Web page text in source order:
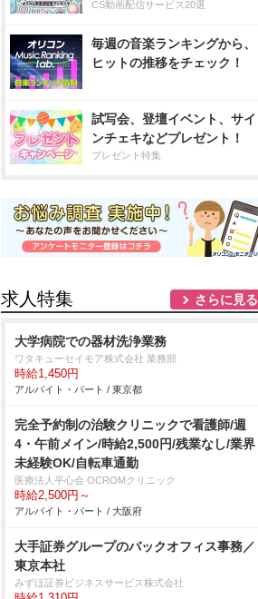
CS動画配信サービス20選
毎週の音楽ランキングから、
ヒットの推移をチェック！
試写会、登壇イベント、サイ
ンチェキなどプレゼント！
プレゼント特集
求人特集 さらに見る
大学病院での器材洗浄業務
ワタキューセイモア株式会社 業務部
時給1,450円
アルバイト・パート / 東京都
完全予約制の治験クリニックで看護師/週
4・午前メイン/時給2,500円/残業なし/業界
未経験OK/自転車通勤
医療法人平心会 OCROMクリニック
時給2,500円～
アルバイト・パート / 大阪府
大手証券グループのバックオフィス事務／
東京本社
みずほ証券ビジネスサービス株式会社